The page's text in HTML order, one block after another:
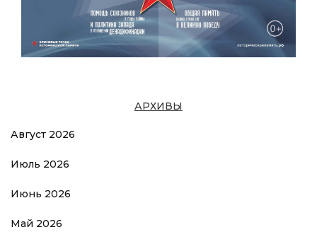
АРХИВЫ
Август 2026
Июль 2026
Июнь 2026
Май 2026